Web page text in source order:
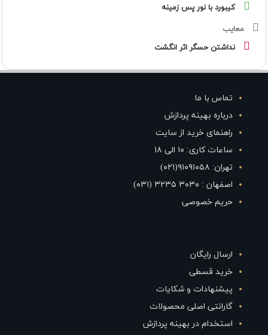
کیبورد با نور پس زمینه
معایب
نداشتن حسگر اثر انگشت
تماس با ما
درباره بهینه پردازش
راهنمای خرید از سایت
ساعات کاری: ۱۰ الی ۱۸
تهران: ۹۱۰۹۱۰۵۸(۰۲۱)
اصفهان : ۳۰۳۰ ۳۲۳۵ (۰۳۱)
حریم خصوصی
ارسال رایگان
خرید قسطی
پیشنهادات و شکایات
گارانتی اصلی محصولات
استخدام در بهینه پردازش